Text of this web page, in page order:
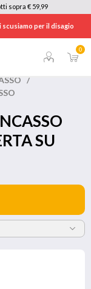
sopra € 59,99
per il disagio
0
/
SU